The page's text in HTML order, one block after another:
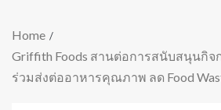
Home
Griffith Foods สานต่อการสนับสนุนกิจ
ร่วมส่งต่ออาหารคุณภาพ ลด Food